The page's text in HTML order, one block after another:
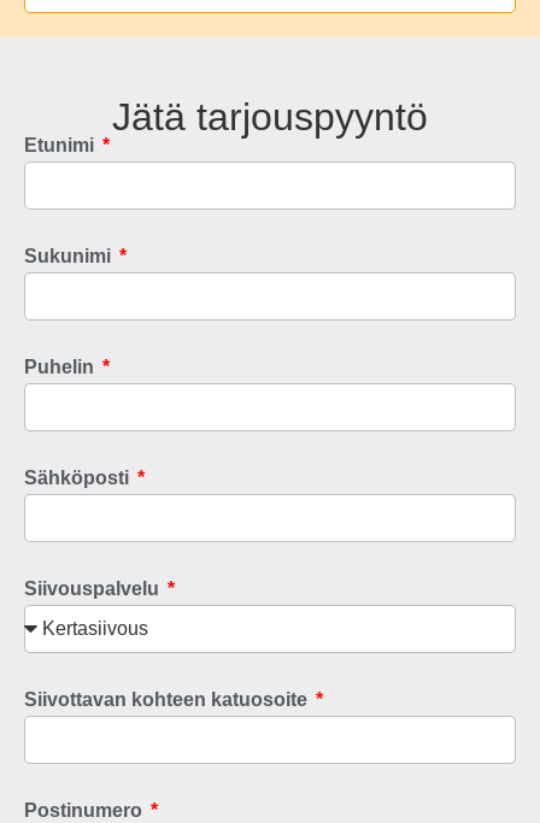
Jätä tarjouspyyntö
Etunimi
Sukunimi
Puhelin
Sähköposti
Siivouspalvelu
Siivottavan kohteen katuosoite
Postinumero